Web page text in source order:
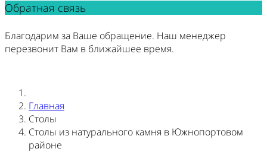
Обратная связь
Благодарим за Ваше обращение. Наш менеджер
перезвонит Вам в ближайшее время.
Главная
Столы
Столы из натурального камня в Южнопортовом
районе